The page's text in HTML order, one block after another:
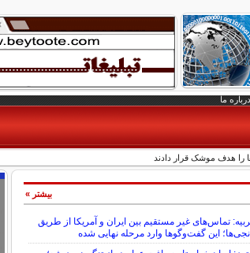
درباره ما
را هدف موشک قرار دادند
تماس‌های غیر مستقیم بین ایران و آمریکا از طریق
این گفت‌و‌گو‌ها وارد مرحله نهایی شده
بیشتر »